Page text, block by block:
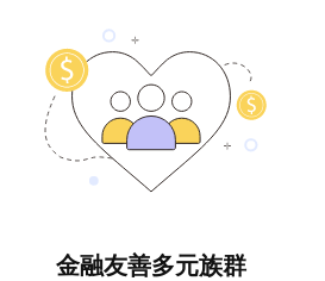
金融友善多元族群